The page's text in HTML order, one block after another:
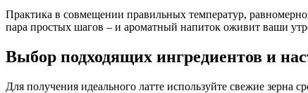
Практика в совмещении правильных температур,
пара простых шагов – и ароматный напиток оживит ваши
Выбор подходящих ингредиентов и
Для получения идеального латте используйте свежие зерна